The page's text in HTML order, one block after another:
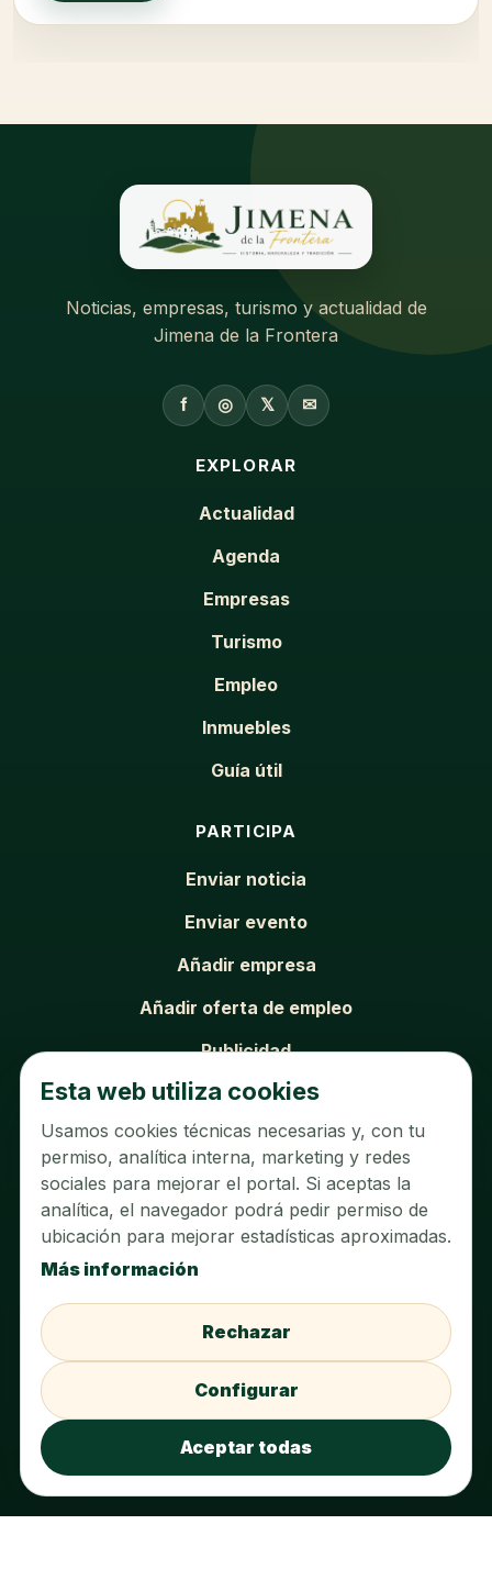
Noticias, empresas, turismo y actualidad de
Jimena de la Frontera
f ◎ 𝕏 ✉
EXPLORAR
Actualidad
Agenda
Empresas
Turismo
Empleo
Inmuebles
Guía útil
PARTICIPA
Enviar noticia
Enviar evento
Añadir empresa
Añadir oferta de empleo
Publicidad
Newsletter
SOBRE EL PORTAL
Sobre nosotros
Contacto
Política de privacidad
Configurar cookies
Acceder al panel
Esta web utiliza cookies
Usamos cookies técnicas necesarias y, con tu
permiso, analítica interna, marketing y redes
sociales para mejorar el portal. Si aceptas la
analítica, el navegador podrá pedir permiso de
ubicación para mejorar estadísticas aproximadas.
Más información
Rechazar
Configurar
Aceptar todas